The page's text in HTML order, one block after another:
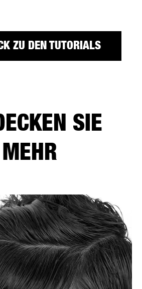
ZU DEN TUTORIALS
SIE
MEHR